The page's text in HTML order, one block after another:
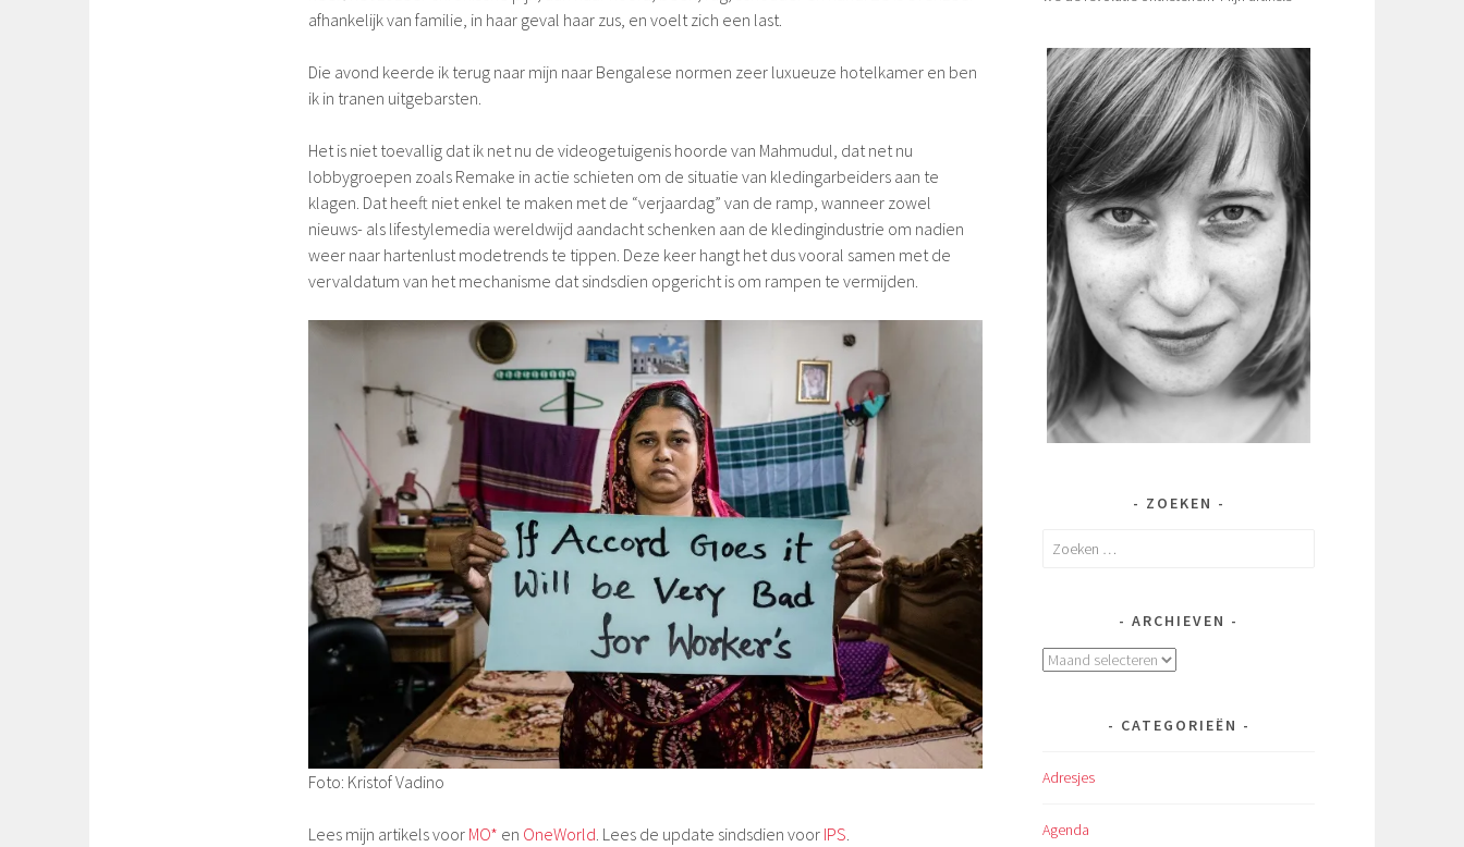
afhankelijk van familie, in haar geval haar zus, en voelt zich een last.
Die avond keerde ik terug naar mijn naar Bengalese normen zeer luxueuze hotelkamer en ben
ik in tranen uitgebarsten.
Het is niet toevallig dat ik net nu de videogetuigenis hoorde van Mahmudul, dat net nu
lobbygroepen zoals Remake in actie schieten om de situatie van kledingarbeiders aan te
klagen. Dat heeft niet enkel te maken met de “verjaardag” van de ramp, wanneer zowel
nieuws- als lifestylemedia wereldwijd aandacht schenken aan de kledingindustrie om nadien
weer naar hartenlust modetrends te tippen. Deze keer hangt het dus vooral samen met de
vervaldatum van het mechanisme dat sindsdien opgericht is om rampen te vermijden.
Foto: Kristof Vadino
Lees mijn artikels voor MO* en OneWorld. Lees de update sindsdien voor IPS.
ZOEKEN
Zoeken
ARCHIEVEN
Archieven
CATEGORIEËN
Adresjes
Agenda